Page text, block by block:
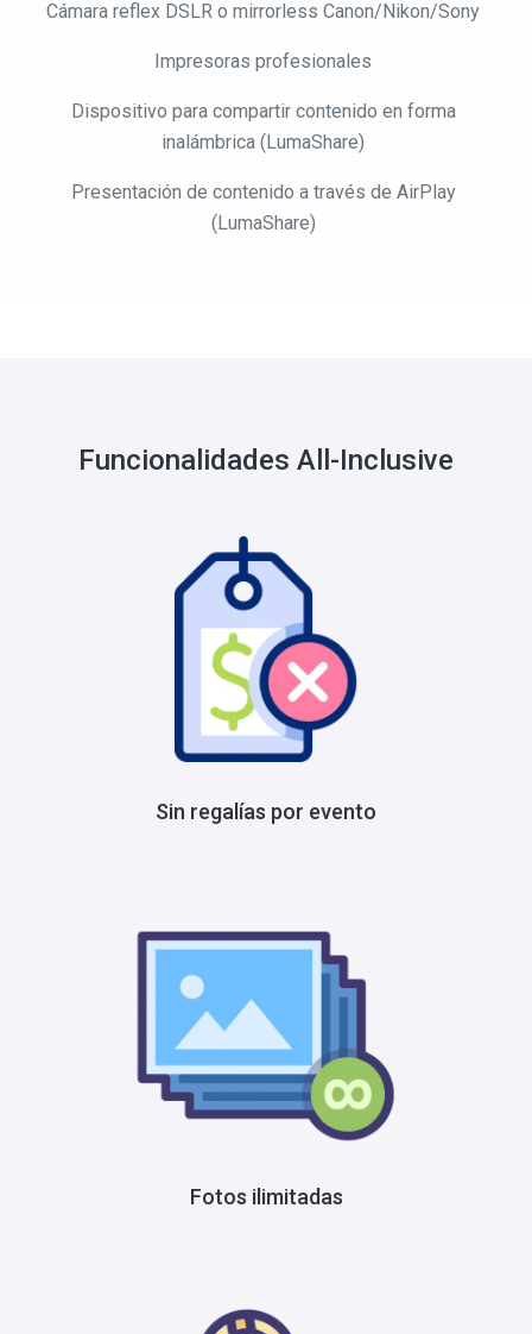
Cámara reflex DSLR o mirrorless Canon/Nikon/Sony
Impresoras profesionales
Dispositivo para compartir contenido en forma
inalámbrica (LumaShare)
Presentación de contenido a través de AirPlay
(LumaShare)
Funcionalidades All-Inclusive
Sin regalías por evento
Fotos ilimitadas